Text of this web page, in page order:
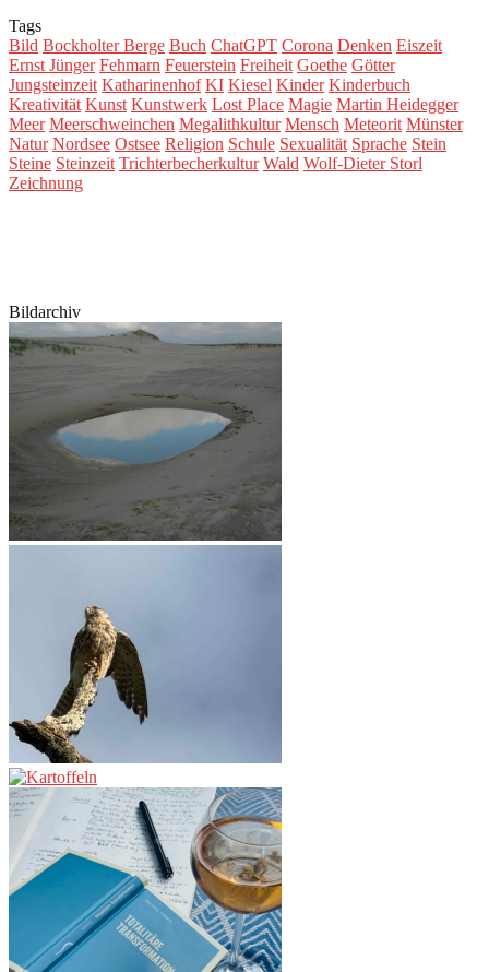
Tags
Bild Bockholter Berge Buch ChatGPT Corona Denken Eiszeit
Ernst Jünger Fehmarn Feuerstein Freiheit Goethe Götter
Jungsteinzeit Katharinenhof KI Kiesel Kinder Kinderbuch
Kreativität Kunst Kunstwerk Lost Place Magie Martin Heidegger
Meer Meerschweinchen Megalithkultur Mensch Meteorit Münster
Natur Nordsee Ostsee Religion Schule Sexualität Sprache Stein
Steine Steinzeit Trichterbecherkultur Wald Wolf-Dieter Storl
Zeichnung
Bildarchiv